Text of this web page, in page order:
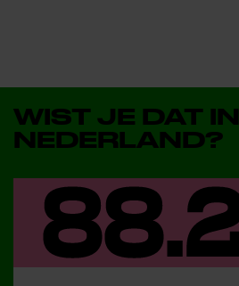
WIST JE DAT IN
NEDERLAND?